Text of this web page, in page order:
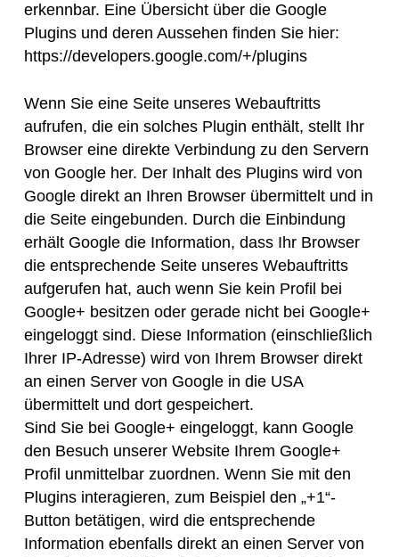
erkennbar. Eine Übersicht über die Google
Plugins und deren Aussehen finden Sie hier:
https://developers.google.com/+/plugins
Wenn Sie eine Seite unseres Webauftritts
aufrufen, die ein solches Plugin enthält, stellt Ihr
Browser eine direkte Verbindung zu den Servern
von Google her. Der Inhalt des Plugins wird von
Google direkt an Ihren Browser übermittelt und in
die Seite eingebunden. Durch die Einbindung
erhält Google die Information, dass Ihr Browser
die entsprechende Seite unseres Webauftritts
aufgerufen hat, auch wenn Sie kein Profil bei
Google+ besitzen oder gerade nicht bei Google+
eingeloggt sind. Diese Information (einschließlich
Ihrer IP-Adresse) wird von Ihrem Browser direkt
an einen Server von Google in die USA
übermittelt und dort gespeichert.
Sind Sie bei Google+ eingeloggt, kann Google
den Besuch unserer Website Ihrem Google+
Profil unmittelbar zuordnen. Wenn Sie mit den
Plugins interagieren, zum Beispiel den „+1“-
Button betätigen, wird die entsprechende
Information ebenfalls direkt an einen Server von